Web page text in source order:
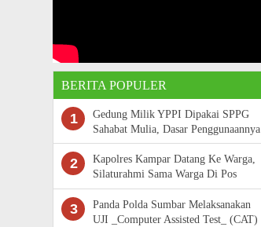
BERITA POPULER
1
Gedung Milik YPPI Dipakai SPPG
Sahabat Mulia, Dasar Penggunaannya
Belum Terungkap
2
Kapolres Kampar Datang Ke Warga,
Silaturahmi Sama Warga Di Pos
Satkamling
3
Panda Polda Sumbar Melaksanakan
UJI _Computer Assisted Test_ (CAT)